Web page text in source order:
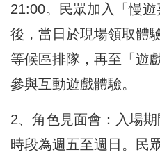
21:00。民眾加入「慢遊
後，當日於現場領取體
等候區排隊，再至「遊
參與互動遊戲體驗。
2、角色見面會：入場
時段為週五至週日。民